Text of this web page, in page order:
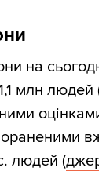
на
млн людей
людей (